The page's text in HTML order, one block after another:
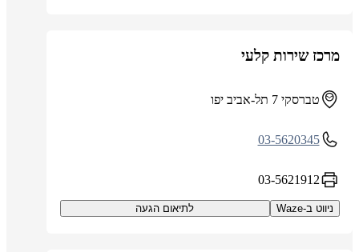
מרכז שירות קלעי
טברסקי 7 תל-אביב יפו
03-5620345
03-5621912
ניווט ב-Waze לתיאום הגעה